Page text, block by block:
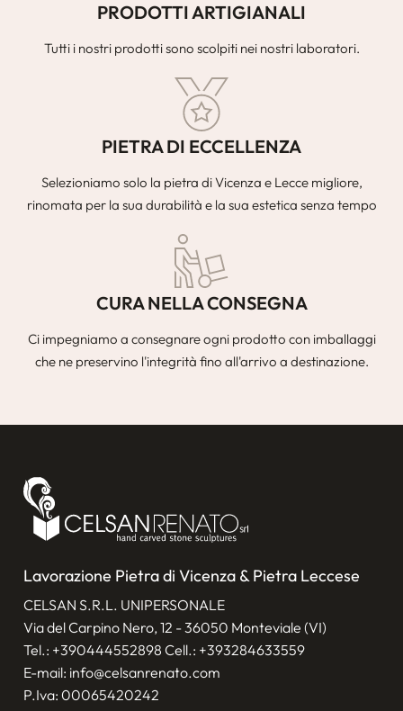
PRODOTTI ARTIGIANALI
Tutti i nostri prodotti sono scolpiti nei nostri laboratori.
PIETRA DI ECCELLENZA
Selezioniamo solo la pietra di Vicenza e Lecce migliore,
rinomata per la sua durabilità e la sua estetica senza tempo
CURA NELLA CONSEGNA
Ci impegniamo a consegnare ogni prodotto con imballaggi
che ne preservino l'integrità fino all'arrivo a destinazione.
Lavorazione Pietra di Vicenza & Pietra Leccese
CELSAN S.R.L. UNIPERSONALE
Via del Carpino Nero, 12 - 36050 Monteviale (VI)
Tel.: +390444552898 Cell.: +393284633559
E-mail: info@celsanrenato.com
P.Iva: 00065420242